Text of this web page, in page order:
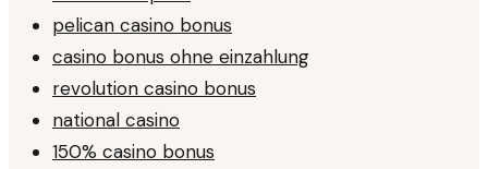
pelican casino bonus
casino bonus ohne einzahlung
revolution casino bonus
national casino
150% casino bonus